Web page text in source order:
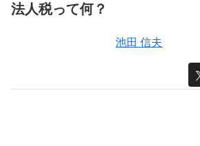
法人税って何？
池田 信夫